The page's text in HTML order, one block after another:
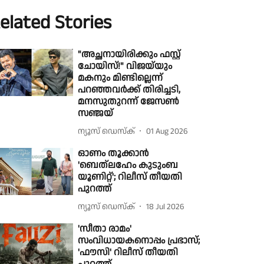
Stories
"അച്ഛനായിരിക്കും ഫസ്റ്റ്
ചോയിസ്!" വിജയ്‌യും
മകനും മിണ്ടില്ലെന്ന്
പറഞ്ഞവർക്ക് തിരിച്ചടി,
മനസുതുറന്ന് ജേസൺ
സഞ്ജയ്
ന്യൂസ് ഡെസ്ക് 01 Aug 2026
ഓണം തൂക്കാൻ
'ബെത്‌ലഹേം കുടുംബ
യൂണിറ്റ്'; റിലീസ് തീയതി
പുറത്ത്
ന്യൂസ് ഡെസ്ക് 18 Jul 2026
'സീതാ രാമം'
സംവിധായകനൊപ്പം പ്രഭാസ്;
'ഫൗസി' റിലീസ് തീയതി